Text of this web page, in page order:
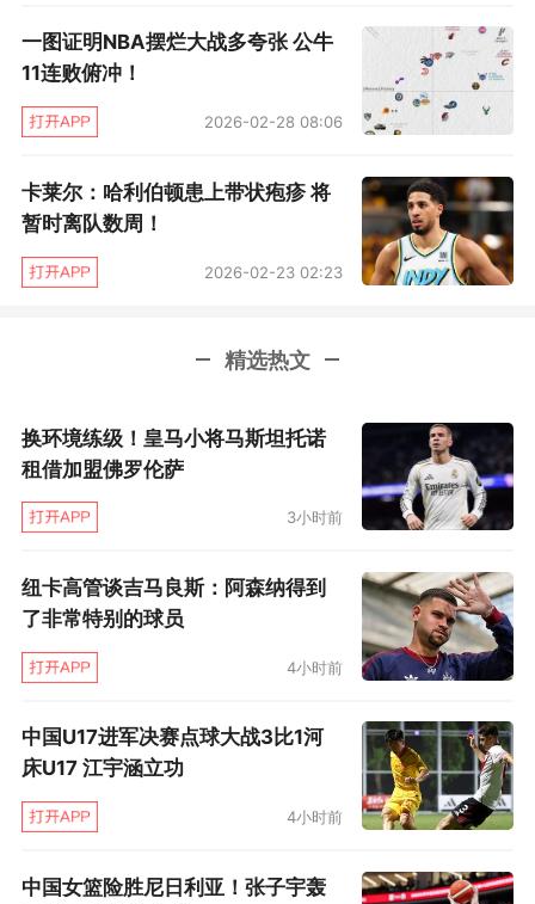
更糟糕的是，步行者锋线悍将内史密斯还在上场
比赛中扭伤脚踝，本场他被列入出战存疑名单。
他无法出战，那么步行者的防守就将面临更大考
验。
季后赛至今，卡莱尔获得了外界极大的好评，他
疑问，卡莱尔的工作还远没有结束，面对志在扳
平总比分的尼克斯，卡莱尔需要拿出更多的变
化，他的想法将直接影响G4的走势，乃至整个系
列赛的走势。
一图证明NBA摆烂大战多夸张 公牛
11连败俯冲！
2026-02-28 08:06
卡莱尔：哈利伯顿患上带状疱疹 将
暂时离队数周！
2026-02-23 02:23
精选热文
换环境练级！皇马小将马斯坦托诺
租借加盟佛罗伦萨
3小时前
纽卡高管谈吉马良斯：阿森纳得到
了非常特别的球员
4小时前
中国U17进军决赛点球大战3比1河
床U17 江宇涵立功
4小时前
中国女篮险胜尼日利亚！张子宇轰